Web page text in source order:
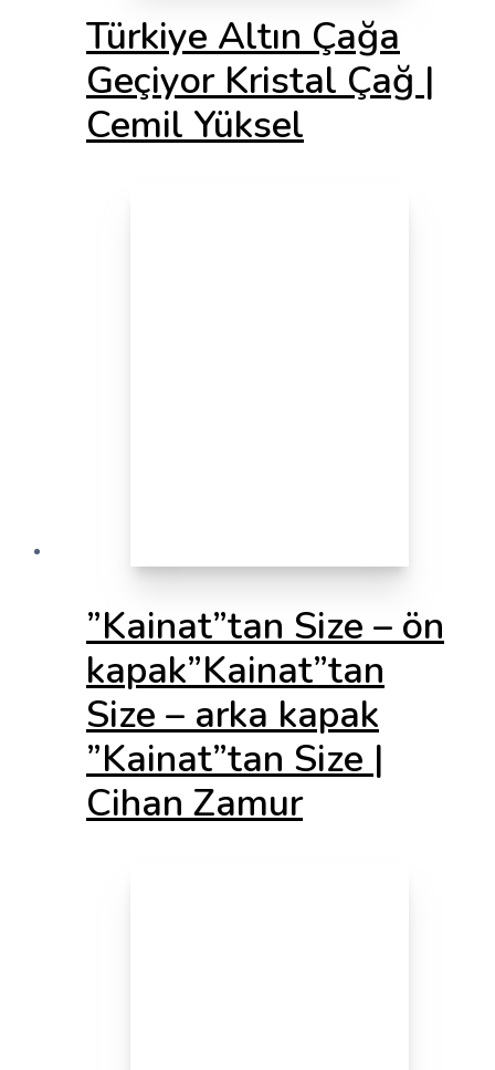
Türkiye Altın Çağa
Geçiyor Kristal Çağ |
Cemil Yüksel
”Kainat”tan Size – ön
kapak”Kainat”tan
Size – arka kapak
”Kainat”tan Size |
Cihan Zamur